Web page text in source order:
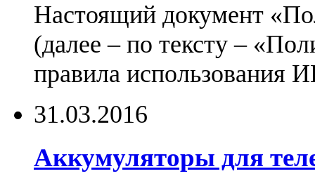
Настоящий документ
(далее – по тексту –
правила использования
31.03.2016
Аккумуляторы для